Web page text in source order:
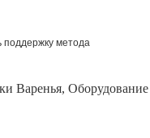
поддержку метода
Варенья, Оборудование